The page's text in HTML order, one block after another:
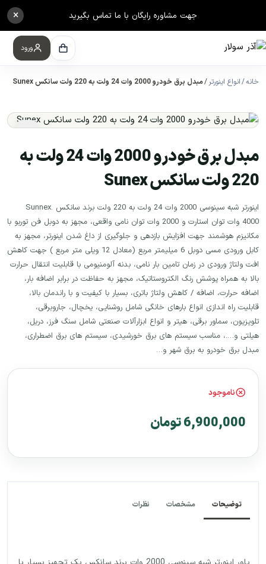
جهت مشاوره رایگان با ما تماس بگیرید ×
ورود
خانه انواع اینورتر مبدل برق خودرو 2000 وات 24 ولت به 220 ولت سانکس Sunex
مبدل برق خودرو 2000 وات 24 ولت به
220 ولت سانکس Sunex
اینورتر شبه سینوسی 2000 وات 24 ولت به 220 ولت برند سانکس Sunnex.
4000 وات توان استارت و 2000 وات توان نامی واقعی، مجهز به دوبل فن توربو با
مکانیزم هوشمند جهت افزایش بازدهی و جلوگیری از داغ شدن اینورتر، مجهز به
کابل ورودی مسی دوبل 6 میلیمتر مربع (معادل 12 ویلی متر مربع ) جهت کاهش
افت ولتاژ ورودی در زمان تامین بار نامی، بدنه آلومنیومی با قابلیت انتقال حرارت
بالا به همراه پوشش رنگ الکتروستاتیک، مجهز به حفاظت در برابر اضافه بار،
اضافه حرارت، اضافه / کاهش ولتاژ باتری، بسیار با کیفیت و با راندمان بالا،
قابلیت راه اندازی انواع بارهای خانگی شامل روشنایی، یخچال، جاروبرقی،
تلویزیون، سماور برقی، هیتر و انواع ابزارآلات صنعتی شامل سنگ فرز، دریل،
هیلتی و….، مناسب سیستم های برق خورشیدی، سیستم های برق اضطراری،
مبدل برق خودرو به برق شهر و…
ناموجود
6,900,000 تومان
توضیحات مشخصات نظرات